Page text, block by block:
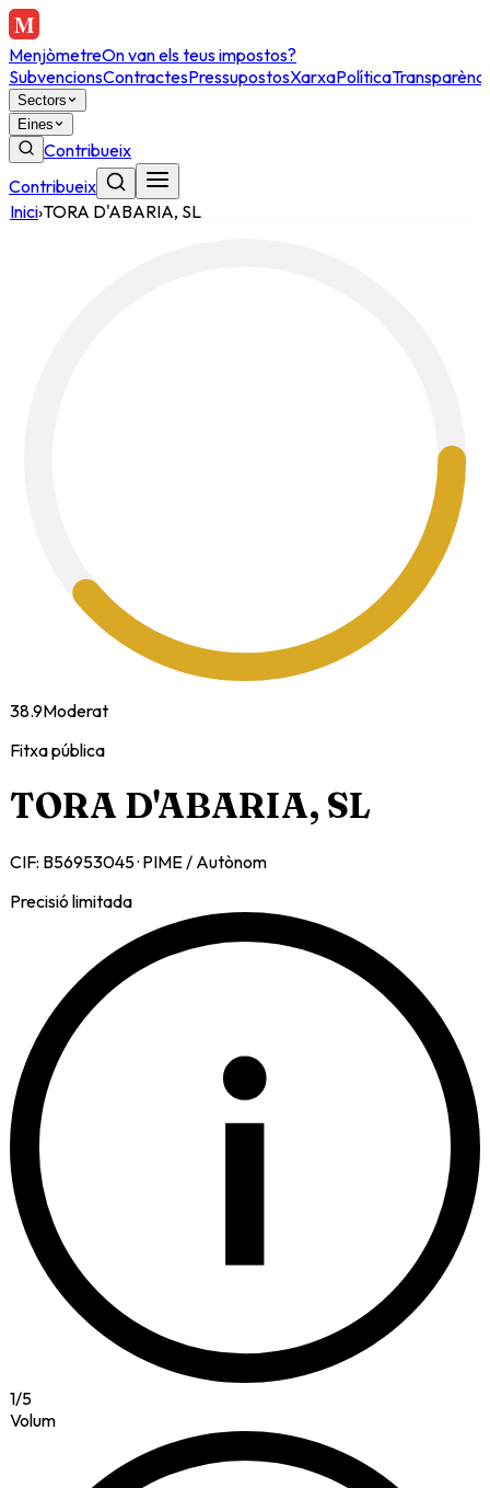
MenjòmetreOn van els teus impostos?
SubvencionsContractesPressupostosXarxaPolítica
Sectors
Eines
Contribueix
Contribueix
Inici›TORA D'ABARIA, SL
38.9Moderat
Fitxa pública
TORA D'ABARIA, SL
CIF: B56953045· PIME / Autònom
Precisió limitada
i
1/5
Volum